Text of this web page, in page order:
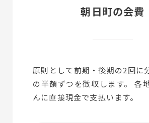
朝日町の会費
原則として前期・後期の2回に
の半額ずつを徴収します。 各
んに直接現金で支払います。